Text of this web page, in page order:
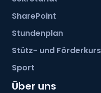
SharePoint
Stundenplan
Stütz- und
Sport
Über uns